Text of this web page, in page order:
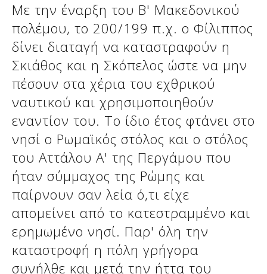
Με την έναρξη του Β' Μακεδονικού
πολέμου, το 200/199 π.χ. ο Φίλιππος
δίνει διαταγή να καταστραφούν η
Σκιάθος και η Σκόπελος ώστε να μην
πέσουν στα χέρια του εχθρικού
ναυτικού και χρησιμοποιηθούν
εναντίον του. Το ίδιο έτος φτάνει στο
νησί ο Ρωμαϊκός στόλος και ο στόλος
του Αττάλου Α' της Περγάμου που
ήταν σύμμαχος της Ρώμης και
παίρνουν σαν λεία ό,τι είχε
απομείνει από το κατεστραμμένο και
ερημωμένο νησί. Παρ' όλη την
καταστροφή η πόλη γρήγορα
συνήλθε και μετά την ήττα του